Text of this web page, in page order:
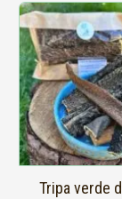
Tripa verde
Este
producto
tiene
múltiples
variantes.
Las
opciones
se
pueden
elegir